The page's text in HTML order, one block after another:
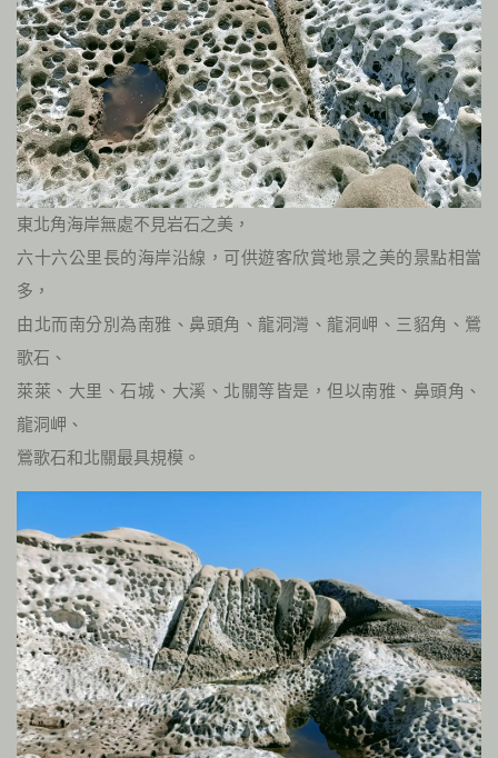
東北角海岸無處不見岩石之美，
六十六公里長的海岸沿線，可供遊客欣賞地景之美的景點相當
多，
由北而南分別為南雅、鼻頭角、龍洞灣、龍洞岬、三貂角、鶯
歌石、
萊萊、大里、石城、大溪、北關等皆是，但以南雅、鼻頭角、
龍洞岬、
鶯歌石和北關最具規模。